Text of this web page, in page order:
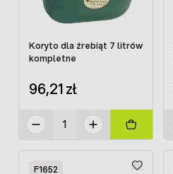
Koryto dla źrebiąt 7 litrów
kompletne
96,21 zł
F1652